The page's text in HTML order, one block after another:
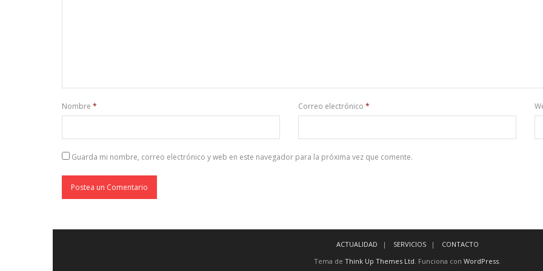
Nombre * Correo electrónico *
Guarda mi nombre, correo electrónico y web en este navegador para la próxima vez que comente.
ACTUALIDAD SERVICIOS
CONTACTO
Tema de Think Up Themes Ltd . Funciona con WordPress